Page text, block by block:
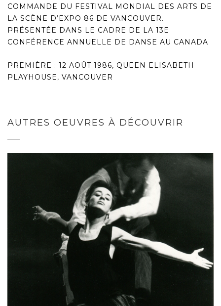
COMMANDE DU FESTIVAL MONDIAL DES ARTS DE
LA SCÈNE D’EXPO 86 DE VANCOUVER.
PRÉSENTÉE DANS LE CADRE DE LA 13E
CONFÉRENCE ANNUELLE DE DANSE AU CANADA
PREMIÈRE : 12 AOÛT 1986, QUEEN ELISABETH
PLAYHOUSE, VANCOUVER
AUTRES OEUVRES À DÉCOUVRIR